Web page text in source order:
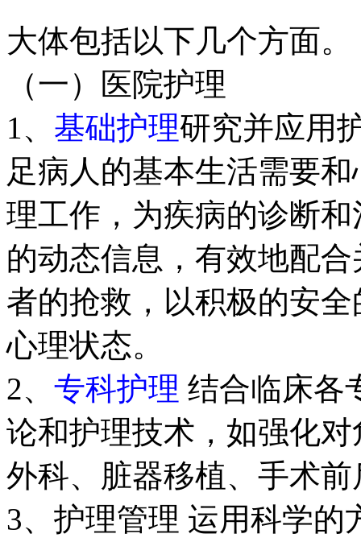
大体包括以下几个方面。
（一）医院护理
1、 基础护理研究并应用
足病人的基本生活需要
理工作，为疾病的诊断
的动态信息，有效地配
者的抢救，以积极的安
心理状态。
2、 专科护理 结合临床各
论和护理技术，如强化
外科、脏器移植、手术
3、护理管理 运用科学的